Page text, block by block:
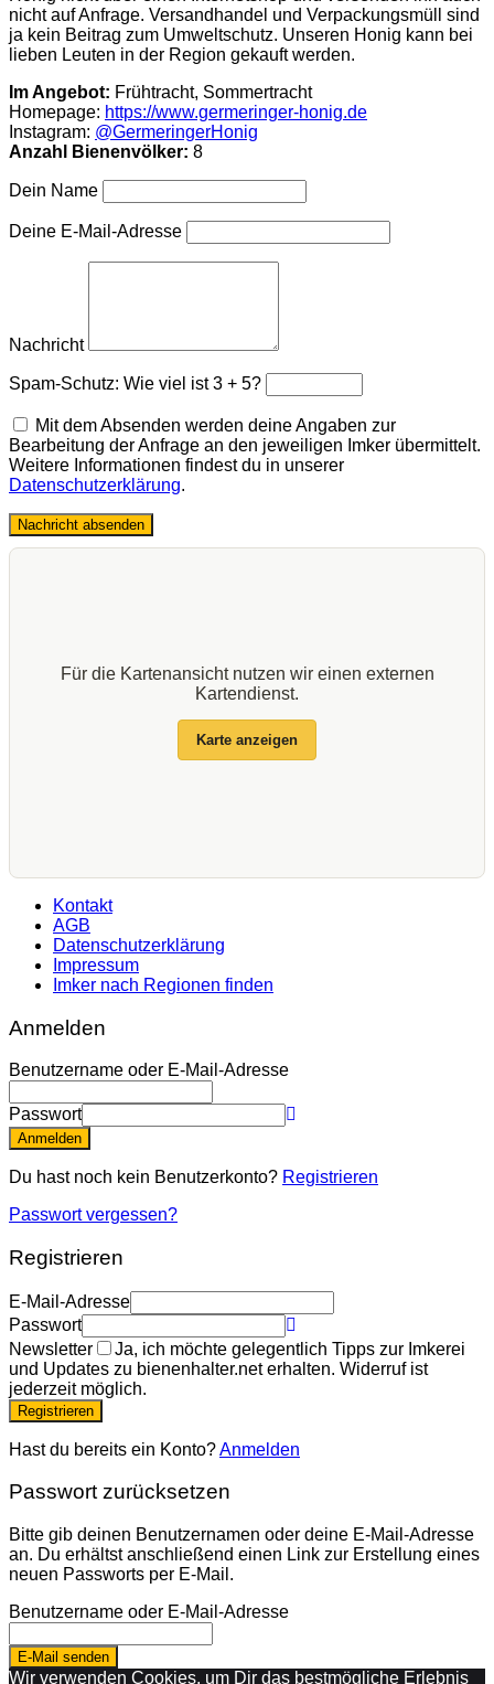
nicht auf Anfrage. Versandhandel und Verpackungsmüll sind
ja kein Beitrag zum Umweltschutz. Unseren Honig kann bei
lieben Leuten in der Region gekauft werden.
Im Angebot: Frühtracht, Sommertracht
Homepage: https://www.germeringer-honig.de
Instagram: @GermeringerHonig
Anzahl Bienenvölker: 8
Dein Name
Deine E-Mail-Adresse
Nachricht
Spam-Schutz: Wie viel ist 3 + 5?
Mit dem Absenden werden deine Angaben zur
Bearbeitung der Anfrage an den jeweiligen Imker übermittelt.
Weitere Informationen findest du in unserer
Datenschutzerklärung.
Nachricht absenden
Für die Kartenansicht nutzen wir einen externen
Kartendienst.
Karte anzeigen
Kontakt
AGB
Datenschutzerklärung
Impressum
Imker nach Regionen finden
Anmelden
Benutzername oder E-Mail-Adresse
Passwort
Anmelden
Du hast noch kein Benutzerkonto? Registrieren
Passwort vergessen?
Registrieren
E-Mail-Adresse
Passwort
Newsletter
Ja, ich möchte gelegentlich Tipps zur Imkerei
und Updates zu bienenhalter.net erhalten. Widerruf ist
jederzeit möglich.
Registrieren
Hast du bereits ein Konto?Anmelden
Passwort zurücksetzen
Bitte gib deinen Benutzernamen oder deine E-Mail-Adresse
an. Du erhältst anschließend einen Link zur Erstellung eines
neuen Passworts per E-Mail.
Benutzername oder E-Mail-Adresse
E-Mail senden
Wir verwenden Cookies, um Dir das bestmögliche Erlebnis